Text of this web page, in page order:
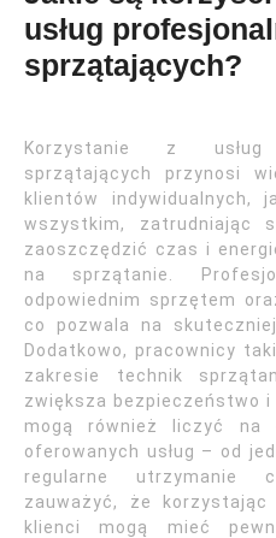
usług
sprzątających?
Korzystanie z usług
sprzątających przynosi
klientów indywidualnych,
wszystkim, zatrudniając
zaoszczędzić czas i
na sprzątanie.
odpowiednim sprzętem
co pozwala na
Dodatkowo, pracownicy
zakresie technik
zwiększa bezpieczeństwo
mogą również liczyć na
oferowanych usług – od
regularne utrzymanie
zauważyć, że korzystając
klienci mogą mieć